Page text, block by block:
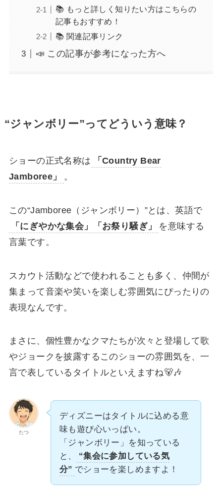
📚 もっと詳しく知りたい方はこちらの
記事もおすすめ！
📚 関連記事リンク
📣 この記事が参考になった方へ
“ジャンボリー”ってどういう意味？
ショーの正式名称は
「Country Bear
Jamboree」
。
この“Jamboree（ジャンボリー）”とは、英語で
「にぎやかな集会」「お祭り騒ぎ」
を意味する
言葉です。
スカウト活動などで使われることも多く、仲間が
集まって音楽や笑いを楽しむ雰囲気にぴったりの
表現なんです。
まさに、個性豊かなクマたちが次々と登場して歌
やジョークを披露するこのショーの雰囲気を、一
言で表しているタイトルといえますね🐻🎶
たつ
ディズニーはタイトルに込める意
味も遊び心いっぱい。
「ジャンボリー」を知っている
と、
“集会に参加している気
分” でショーを楽しめますよ！